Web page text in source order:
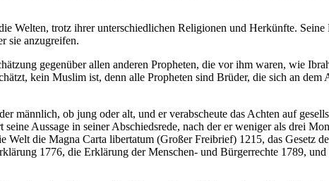
Welten, trotz ihrer unterschiedlichen Religionen und Herkünfte. Seine
sie anzugreifen.
gegenüber allen anderen Propheten, die vor ihm waren, wie
kein Muslim ist, denn alle Propheten sind Brüder, die sich an
männlich, ob jung oder alt, und er verabscheute das Achten auf
Aussage in seiner Abschiedsrede, nach der er weniger als drei
die Magna Carta libertatum (Großer Freibrief) 1215, das Gesetz
1776, die Erklärung der Menschen- und Bürgerrechte 1789,